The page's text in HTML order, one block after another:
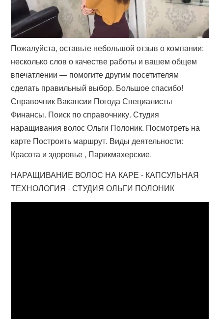
Пожалуйста, оставьте небольшой отзыв о компании:
несколько слов о качестве работы и вашем общем
впечатлении — помогите другим посетителям
сделать правильный выбор. Большое спасибо!
Справочник Вакансии Погода Специалисты
Финансы. Поиск по справочнику. Студия
наращивания волос Ольги Полоник. Посмотреть на
карте Построить маршрут. Виды деятельности:
Красота и здоровье , Парикмахерские.
НАРАЩИВАНИЕ ВОЛОС НА КАРЕ - КАПСУЛЬНАЯ
ТЕХНОЛОГИЯ - СТУДИЯ ОЛЬГИ ПОЛОНИК